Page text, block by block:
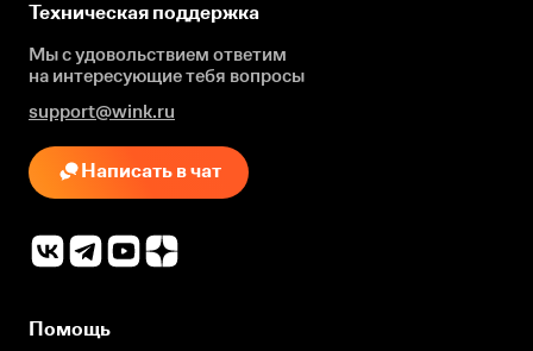
Техническая поддержка
Мы с удовольствием ответим
на интересующиетебя вопросы
support@wink.ru
Написать в чат
Помощь